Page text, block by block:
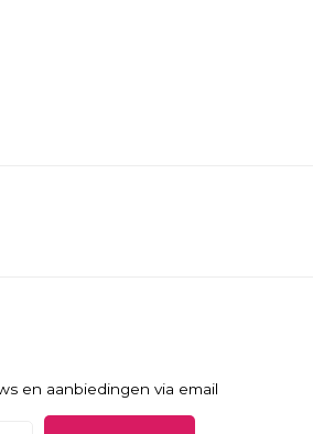
en aanbiedingen via email